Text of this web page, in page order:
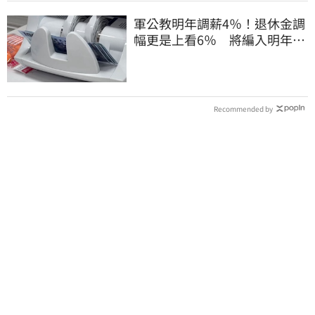
軍公教明年調薪4％！退休金調
幅更是上看6％ 將編入明年度
Recommended by